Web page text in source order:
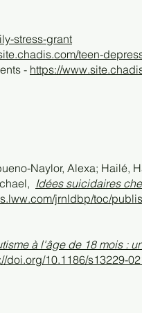
stress-grant
teen-
- https://
Naylor, Alexa; Hailé,
Idées suicidaires
jrnldbp/toc/
à l'âge de 18 mois :
doi.org/10.1186/s13229-